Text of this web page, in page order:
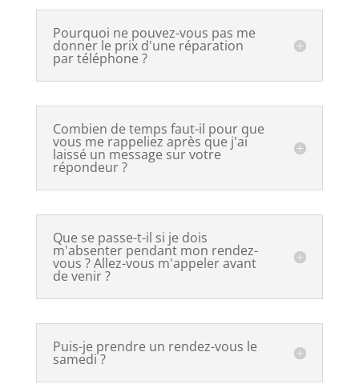
Pourquoi ne pouvez-vous pas me
donner le prix d'une réparation
par téléphone ?
Combien de temps faut-il pour que
vous me rappeliez après que j'ai
laissé un message sur votre
répondeur ?
Que se passe-t-il si je dois
m'absenter pendant mon rendez-
vous ? Allez-vous m'appeler avant
de venir ?
Puis-je prendre un rendez-vous le
samedi ?